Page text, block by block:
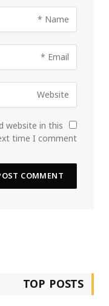
website in this
time I comment.
TOP POSTS